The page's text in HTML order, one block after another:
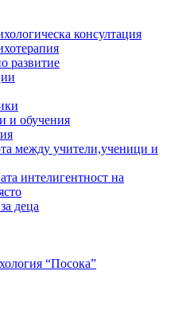
консултация
развитие
и обучения
между учители,ученици и
интелигентност на
деца
“Посока”